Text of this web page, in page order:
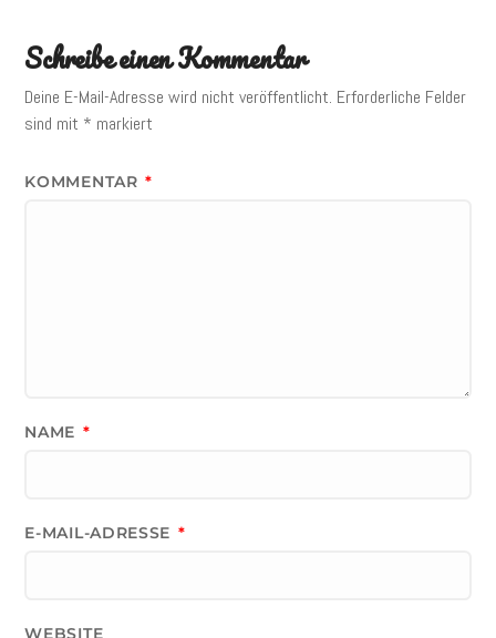
Schreibe einen Kommentar
Deine E-Mail-Adresse wird nicht veröffentlicht. Erforderliche Felder
sind mit * markiert
KOMMENTAR *
NAME *
E-MAIL-ADRESSE *
WEBSITE